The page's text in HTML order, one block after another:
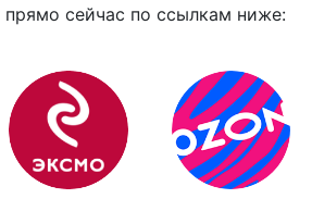
прямо сейчас по ссылкам ниже: